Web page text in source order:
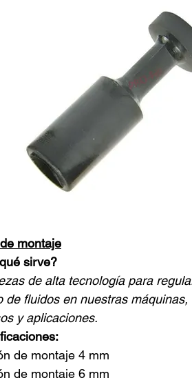
montaje
sirve?
de alta tecnología para
de fluidos en nuestras
y aplicaciones.
de montaje 4 mm
de montaje 6 mm